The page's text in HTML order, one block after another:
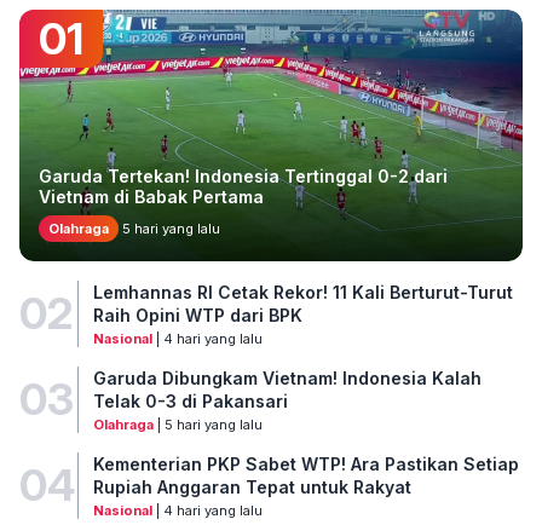
01
Garuda Tertekan! Indonesia Tertinggal 0-2 dari
Vietnam di Babak Pertama
Olahraga 5 hari yang lalu
02
Lemhannas RI Cetak Rekor! 11 Kali Berturut-Turut
Raih Opini WTP dari BPK
Nasional| 4 hari yang lalu
03
Garuda Dibungkam Vietnam! Indonesia Kalah
Telak 0-3 di Pakansari
Olahraga| 5 hari yang lalu
04
Kementerian PKP Sabet WTP! Ara Pastikan Setiap
Rupiah Anggaran Tepat untuk Rakyat
Nasional| 4 hari yang lalu